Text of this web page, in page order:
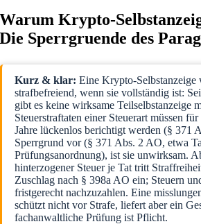
Warum Krypto-
Die Sperrgruende des
Kurz & klar: Eine Krypto-
strafbefreiend, wenn sie vollständig ist:
gibt es keine wirksame Teilselbstanzeige
Steuerstraftaten einer Steuerart müssen
Jahre lückenlos berichtigt werden (§ 371
Sperrgrund vor (§ 371 Abs. 2 AO, etwa
Prüfungsanordnung), ist sie unwirksam.
hinterzogener Steuer je Tat tritt
Zuschlag nach § 398a AO ein; Steuern
fristgerecht nachzuzahlen. Eine
schützt nicht vor Strafe, liefert aber ein
fachanwaltliche Prüfung ist Pflicht.